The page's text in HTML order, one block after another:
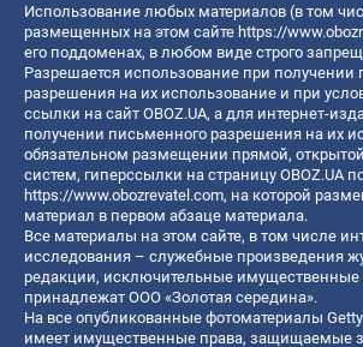
Использование любых материалов (в том
размещенных на этом сайте https://
его поддоменах, в любом виде строго
Разрешается использование при получении
разрешения на их использование и при
ссылки на сайт OBOZ.UA, а для интернет-
получении письменного разрешения на их
обязательном размещении прямой,
систем, гиперссылки на страницу OBOZ.UA
https://www.obozrevatel.com, на которой
материал в первом абзаце материала.
Все материалы на этом сайте, в том числе
исследования – служебные произведения
редакции, исключительные имущественные
принадлежат ООО «Золотая середина».
На все опубликованные фотоматериалы
имеет имущественные права, защищаемые